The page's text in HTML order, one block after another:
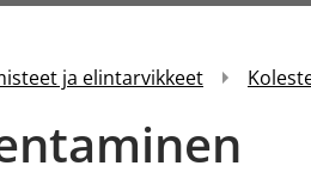
ja elintarvikkeet